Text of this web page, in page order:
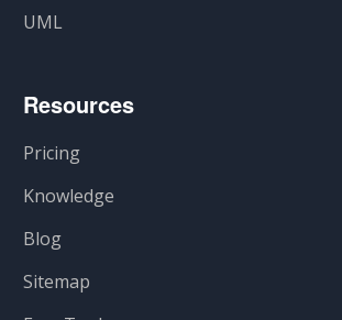
UML
Resources
Pricing
Knowledge
Blog
Sitemap